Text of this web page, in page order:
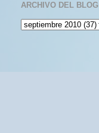
ARCHIVO DEL BLOG